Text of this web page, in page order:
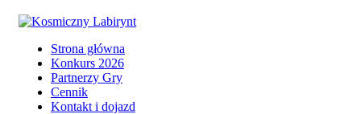
Strona główna
Konkurs 2026
Partnerzy Gry
Cennik
Kontakt i dojazd